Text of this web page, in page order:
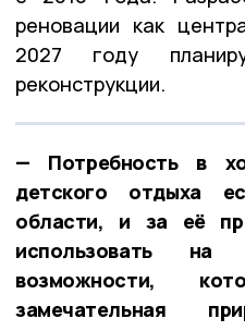
реновации как
2027 году
реконструкции.
— Потребность в
детского отдыха
области, и за её
использовать
возможности,
замечательная